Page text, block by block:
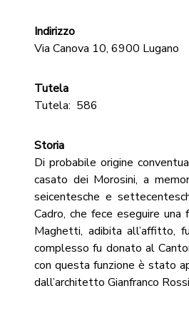
Indirizzo
Via Canova 10, 6900 Lugano
Tutela
Tutela: 586
Storia
Di probabile origine
casato dei Morosini, a
seicentesche e
Cadro, che fece eseguire
Maghetti, adibita all’affitto,
complesso fu donato al
con questa funzione è stato
dall’architetto Gianfranco